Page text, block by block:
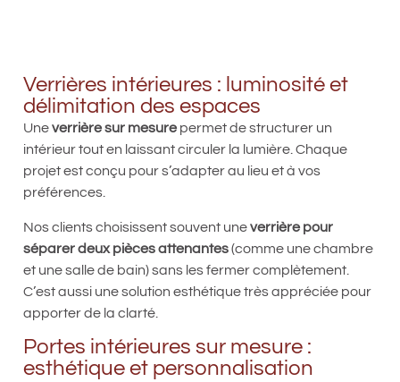
Verrières intérieures : luminosité et
délimitation des espaces
Uneverrière sur mesurepermet de structurer un
intérieur tout en laissant circuler la lumière. Chaque
projet est conçu pour s’adapter au lieu et à vos
préférences.
Nos clients choisissent souvent uneverrière pour
séparer deux pièces attenantes(comme une chambre
et une salle de bain) sans les fermer complètement.
C’est aussi une solution esthétique très appréciée pour
apporter de la clarté.
Portes intérieures sur mesure :
esthétique et personnalisation